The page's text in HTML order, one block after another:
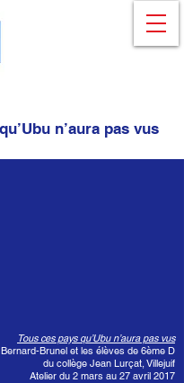
n’aura pas vus
Tous ces pays qu’Ubu n’aura pas vus
Brunel et les élèves de 6ème D
du collège Jean Lurçat, Villejuif
Atelier du 2 mars au 27 avril 2017